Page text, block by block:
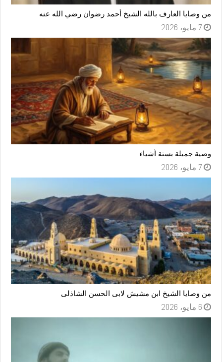
من وصايا العارف بالله الشيخ أحمد رضوان رضي الله عنه
7 مايو، 2026
وصية جميلة بستة أشياء
7 مايو، 2026
من وصايا الشيخ ابن مشيش لابى الحسن الشاذلى
6 مايو، 2026